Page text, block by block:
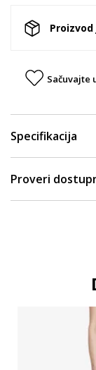
Sačuvajte
Specifikacija
Proveri